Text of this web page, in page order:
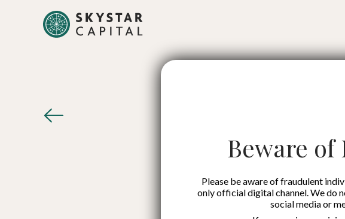
Kiat
Koersif
Beware of
Please be aware of fraudulent
only official digital channel. We do
social media or